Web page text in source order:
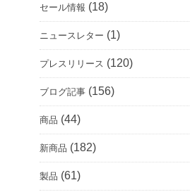
セール情報 (18)
ニュースレター (1)
プレスリリース (120)
ブログ記事 (156)
商品 (44)
新商品 (182)
製品 (61)